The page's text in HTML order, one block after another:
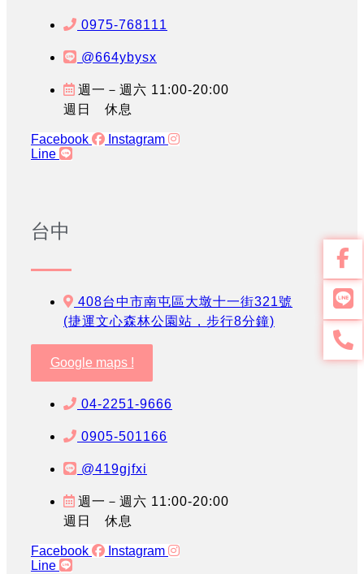
0975-768111
@664ybysx
週一－週六 11:00-20:00
週日 休息
Facebook
Instagram
Line
台中
408台中市南屯區大墩十一街321號
(捷運文心森林公園站，步行8分鐘)
Google maps !
04-2251-9666
0905-501166
@419gjfxi
週一－週六 11:00-20:00
週日 休息
Facebook
Instagram
Line